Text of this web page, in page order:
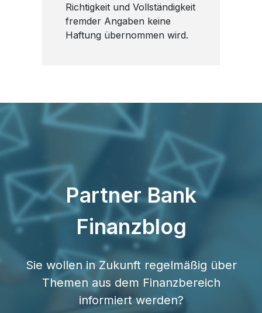
Richtigkeit und Vollständigkeit
fremder Angaben keine
Haftung übernommen wird.
Partner Bank
Finanzblog
Sie wollen in Zukunft regelmäßig über
Themen aus dem Finanzbereich
informiert werden?